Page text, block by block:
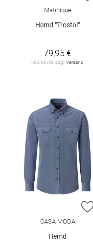
Matinique
Hemd "Trostol"
79,95 €
inkl. MwSt. zzgl. Versand
CASA MODA
Hemd